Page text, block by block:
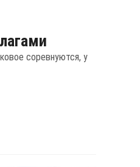
соревнуются, у